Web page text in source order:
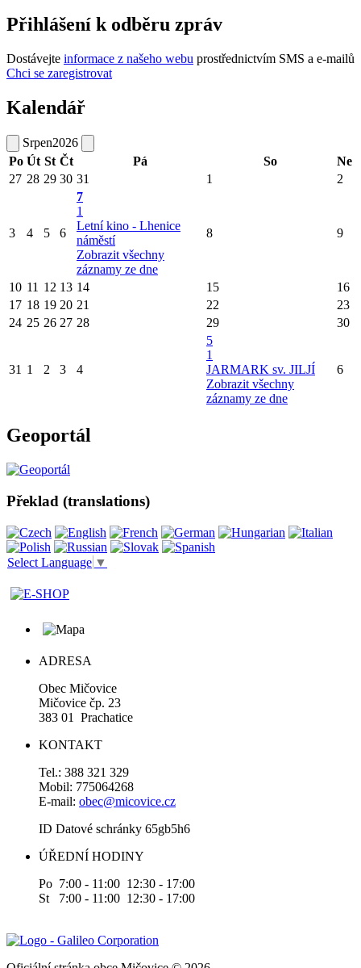
Přihlášení k odběru zpráv
Dostávejte informace z našeho webu prostřednictvím SMS a e-mailů
Chci se zaregistrovat
Kalendář
Srpen2026
Po Út St Čt Pá So
Ne
27 28 29 30 31 1 2
3 4 5 6
7
1
Letní kino - Lhenice
náměstí
Zobrazit všechny
záznamy ze dne
8 9
10 11 12 13 14 15
16
17 18 19 20 21 22
23
24 25 26 27 28 29 30
31 1 2 3 4
5
1
JARMARK sv. JILJÍ
Zobrazit všechny
záznamy ze dne
6
Geoportál
Překlad (translations)
Select Language ▼
ADRESA
Obec Mičovice
Mičovice čp. 23
383 01 Prachatice
KONTAKT
Tel.: 388 321 329
Mobil: 775064268
E-mail: obec@micovice.cz
ID Datové schránky 65gb5h6
ÚŘEDNÍ HODINY
Po 7:00 - 11:00 12:30 - 17:00
St 7:00 - 11:00 12:30 - 17:00